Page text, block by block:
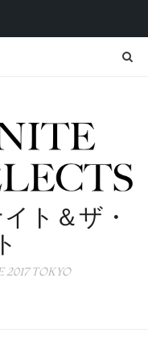
ト＆ザ・
2017 TOKYO